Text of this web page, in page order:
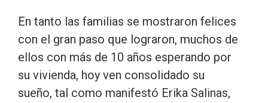
En tanto las familias se mostraron felices
con el gran paso que lograron, muchos de
ellos con más de 10 años esperando por
su vivienda, hoy ven consolidado su
sueño, tal como manifestó Erika Salinas,